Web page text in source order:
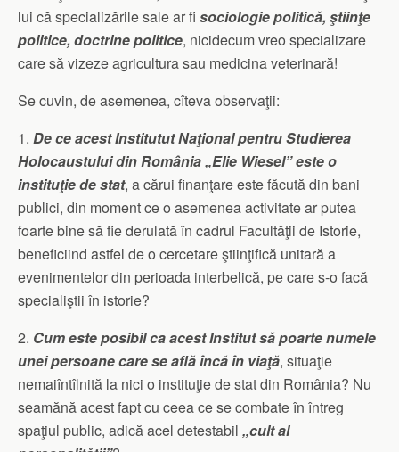
lui că specializările sale ar fi sociologie politică, ştiinţe
politice, doctrine politice, nicidecum vreo specializare
care să vizeze agricultura sau medicina veterinară!
Se cuvin, de asemenea, cîteva observaţii:
1. De ce acest Institutut Naţional pentru Studierea
Holocaustului din România „Elie Wiesel” este o
instituţie de stat, a cărui finanţare este făcută din bani
publici, din moment ce o asemenea activitate ar putea
foarte bine să fie derulată în cadrul Facultăţii de Istorie,
beneficiind astfel de o cercetare ştiinţifică unitară a
evenimentelor din perioada interbelică, pe care s-o facă
specialiştii în istorie?
2. Cum este posibil ca acest Institut să poarte numele
unei persoane care se află încă în viaţă, situaţie
nemaiîntîlnită la nici o instituţie de stat din România? Nu
seamănă acest fapt cu ceea ce se combate în întreg
spaţiul public, adică acel detestabil „cult al